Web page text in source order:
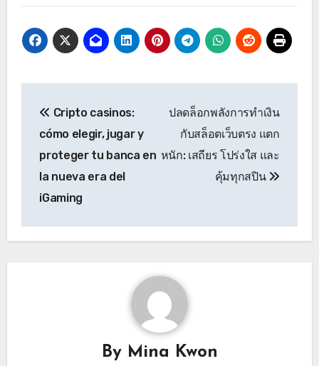
navigation
Cripto casinos:
cómo elegir, jugar y
proteger tu banca en
la nueva era del
iGaming
ปลดล็อกพลังการทำเงิน
กับสล็อตเว็บตรง แตก
หนัก: เสถียร โปร่งใส และ
คุ้มทุกสปิน
By Mina Kwon